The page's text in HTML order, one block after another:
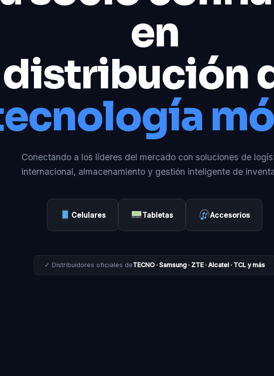
en
distribución
Conectando a los líderes del mercado con soluciones de
internacional, almacenamiento y gestión inteligente de
Celulares Tabletas Accesorios
✓ Distribuidores oficiales deTECNO · Samsung · ZTE · Alcatel · TCL y más